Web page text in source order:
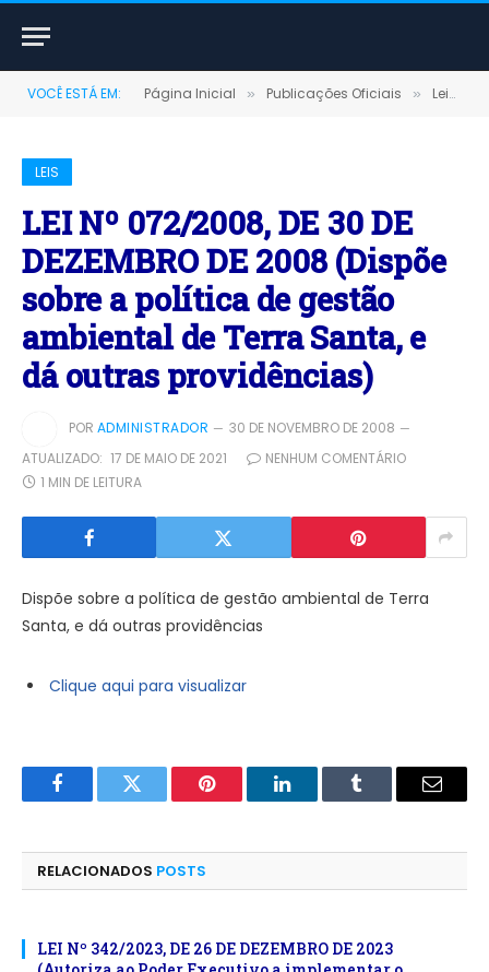
VOCÊ ESTÁ EM: Página Inicial » Publicações Oficiais » Leis
LEIS
LEI Nº 072/2008, DE 30 DE
DEZEMBRO DE 2008 (Dispõe
sobre a política de gestão
ambiental de Terra Santa, e
dá outras providências)
POR ADMINISTRADOR
30 DE NOVEMBRO DE 2008
ATUALIZADO: 17 DE MAIO DE 2021
NENHUM COMENTÁRIO
1 MIN DE LEITURA
Dispõe sobre a política de gestão ambiental de Terra
Santa, e dá outras providências
Clique aqui para visualizar
FacebookTwitter Pinterest LinkedInTumblr
E-
RELACIONADOS POSTS
LEI Nº 342/2023, DE 26 DE DEZEMBRO DE 2023